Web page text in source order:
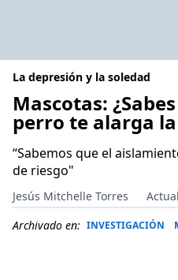
La depresión y la soledad
Mascotas:
perro te alarga
“Sabemos que el
de riesgo"
Jesús Mitchelle Torres
Archivado en: INVESTIGACIÓN